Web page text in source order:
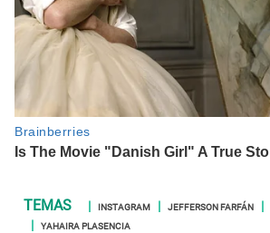
INSTAGRAM JEFFERSON FARFÁN
YAHAIRA PLASENCIA